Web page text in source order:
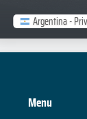
Argentina -
Menu